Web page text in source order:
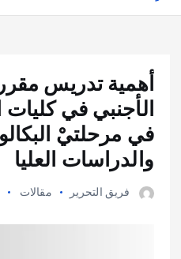
ل
أهمية تدريس مقرر
الأجنبي في كليات
في مرحلتيْ
والدراسات العليا
فريق التحرير مقالات